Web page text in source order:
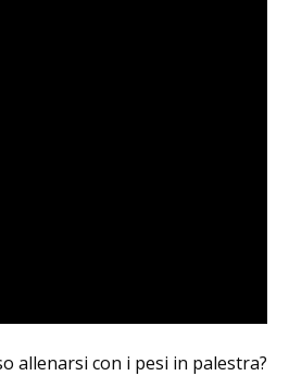
allenarsi con i pesi in palestra?